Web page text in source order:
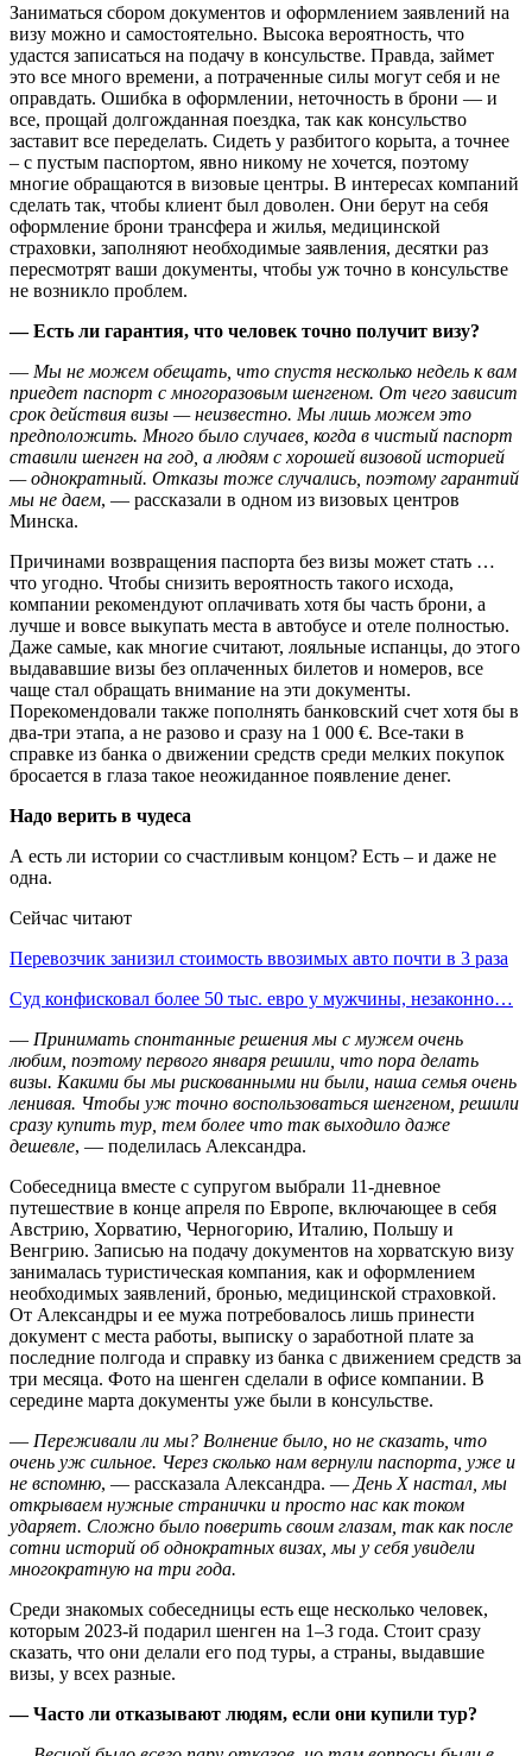
Заниматься сбором документов и оформлением заявлений на
визу можно и самостоятельно. Высока вероятность, что
удастся записаться на подачу в консульстве. Правда, займет
это все много времени, а потраченные силы могут себя и не
оправдать. Ошибка в оформлении, неточность в брони — и
все, прощай долгожданная поездка, так как консульство
заставит все переделать. Сидеть у разбитого корыта, а точнее
– с пустым паспортом, явно никому не хочется, поэтому
многие обращаются в визовые центры. В интересах компаний
сделать так, чтобы клиент был доволен. Они берут на себя
оформление брони трансфера и жилья, медицинской
страховки, заполняют необходимые заявления, десятки раз
пересмотрят ваши документы, чтобы уж точно в консульстве
не возникло проблем.
— Есть ли гарантия, что человек точно получит визу?
— Мы не можем обещать, что спустя несколько недель к вам
приедет паспорт с многоразовым шенгеном. От чего зависит
срок действия визы — неизвестно. Мы лишь можем это
предположить. Много было случаев, когда в чистый паспорт
ставили шенген на год, а людям с хорошей визовой историей
— однократный. Отказы тоже случались, поэтому гарантий
мы не даем, — рассказали в одном из визовых центров
Минска.
Причинами возвращения паспорта без визы может стать …
что угодно. Чтобы снизить вероятность такого исхода,
компании рекомендуют оплачивать хотя бы часть брони, а
лучше и вовсе выкупать места в автобусе и отеле полностью.
Даже самые, как многие считают, лояльные испанцы, до этого
выдававшие визы без оплаченных билетов и номеров, все
чаще стал обращать внимание на эти документы.
Порекомендовали также пополнять банковский счет хотя бы в
два-три этапа, а не разово и сразу на 1 000 €. Все-таки в
справке из банка о движении средств среди мелких покупок
бросается в глаза такое неожиданное появление денег.
Надо верить в чудеса
А есть ли истории со счастливым концом? Есть – и даже не
одна.
Сейчас читают
Перевозчик занизил стоимость ввозимых авто почти в 3 раза
Суд конфисковал более 50 тыс. евро у мужчины, незаконно…
— Принимать спонтанные решения мы с мужем очень
любим, поэтому первого января решили, что пора делать
визы. Какими бы мы рискованными ни были, наша семья очень
ленивая. Чтобы уж точно воспользоваться шенгеном, решили
сразу купить тур, тем более что так выходило даже
дешевле, — поделилась Александра.
Собеседница вместе с супругом выбрали 11-дневное
путешествие в конце апреля по Европе, включающее в себя
Австрию, Хорватию, Черногорию, Италию, Польшу и
Венгрию. Записью на подачу документов на хорватскую визу
занималась туристическая компания, как и оформлением
необходимых заявлений, бронью, медицинской страховкой.
От Александры и ее мужа потребовалось лишь принести
документ с места работы, выписку о заработной плате за
последние полгода и справку из банка с движением средств за
три месяца. Фото на шенген сделали в офисе компании. В
середине марта документы уже были в консульстве.
— Переживали ли мы? Волнение было, но не сказать, что
очень уж сильное. Через сколько нам вернули паспорта, уже и
не вспомню, — рассказала Александра. — День Х настал, мы
открываем нужные странички и просто нас как током
ударяет. Сложно было поверить своим глазам, так как после
сотни историй об однократных визах, мы у себя увидели
многократную на три года.
Среди знакомых собеседницы есть еще несколько человек,
которым 2023-й подарил шенген на 1–3 года. Стоит сразу
сказать, что они делали его под туры, а страны, выдавшие
визы, у всех разные.
— Часто ли отказывают людям, если они купили тур?